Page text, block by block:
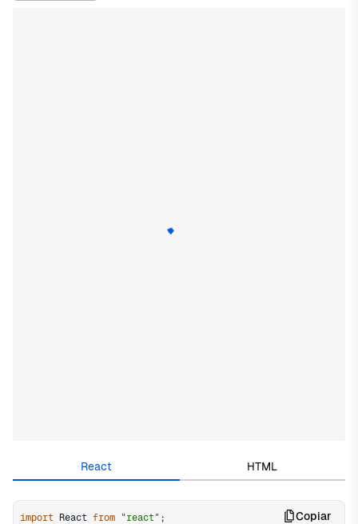
React HTML
import React from "react" ;
Copiar